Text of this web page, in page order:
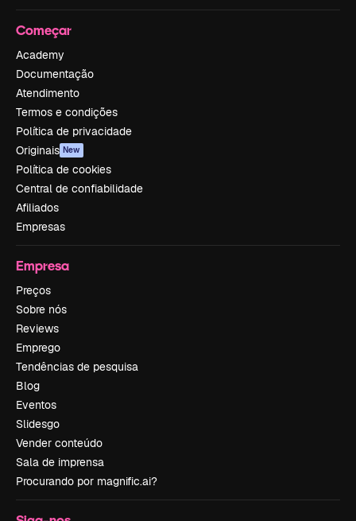
Começar
Academy
Documentação
Atendimento
Termos e condições
Política de privacidade
Originais New
Política de cookies
Central de confiabilidade
Afiliados
Empresas
Empresa
Preços
Sobre nós
Reviews
Emprego
Tendências de pesquisa
Blog
Eventos
Slidesgo
Vender conteúdo
Sala de imprensa
Procurando por magnific.ai?